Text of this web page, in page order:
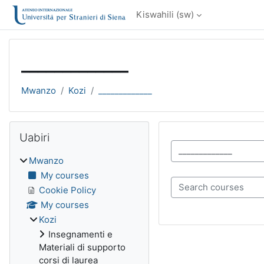
Ruka hadi kwa yaliyomo
Kiswahili ‎(sw)‎
Mwanzo Kozi
Kozi ya makundi
Search courses
Blocks
Uabiri
Mwanzo
My courses
Cookie Policy
My courses
Kozi
Insegnamenti e
Materiali di supporto
corsi di laurea